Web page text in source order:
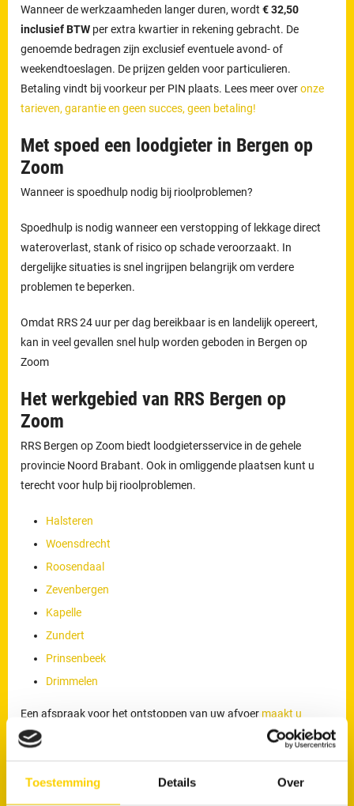
Toestemming Details Over
Wanneer de werkzaamheden langer duren, wordt€ 32,50
inclusief BTW per extra kwartier in rekening gebracht. De
genoemde bedragen zijn exclusief eventuele avond- of
weekendtoeslagen. De prijzen gelden voor particulieren.
Betaling vindt bij voorkeur per PIN plaats. Lees meer overonze
tarieven, garantie en geen succes, geen betaling!
Met spoed een loodgieter in Bergen op
Zoom
Wanneer is spoedhulp nodig bij rioolproblemen?
Spoedhulp is nodig wanneer een verstopping of lekkage direct
wateroverlast, stank of risico op schade veroorzaakt. In
dergelijke situaties is snel ingrijpen belangrijk om verdere
problemen te beperken.
Omdat RRS 24 uur per dag bereikbaar is en landelijk opereert,
kan in veel gevallen snel hulp worden geboden in Bergen op
Zoom
Het werkgebied van RRS Bergen op
Zoom
RRS Bergen op Zoom biedt loodgietersservice in de gehele
provincie Noord Brabant. Ook in omliggende plaatsen kunt u
terecht voor hulp bij rioolproblemen.
Halsteren
Woensdrecht
Roosendaal
Zevenbergen
Kapelle
Zundert
Prinsenbeek
Drimmelen
Een afspraak voor het ontstoppen van uw afvoer maakt u
eenvoudig online
. Ook kunt u 24 uur per dag telefonisch contact
Werkzaamheden van onze loodgieters